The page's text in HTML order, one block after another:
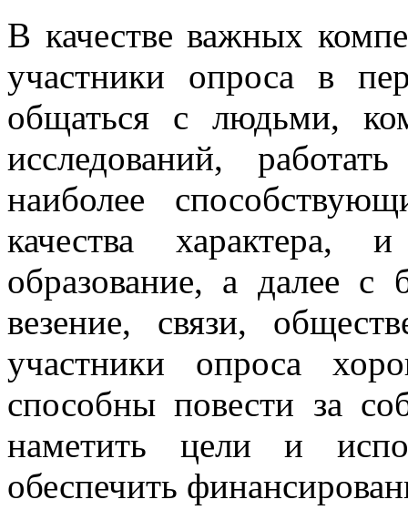
В качестве важных
участники опроса в
общаться с людьми,
исследований,
наиболее
качества
образование, а далее
везение, связи,
участники опроса
способны повести за
наметить цели и
обеспечить